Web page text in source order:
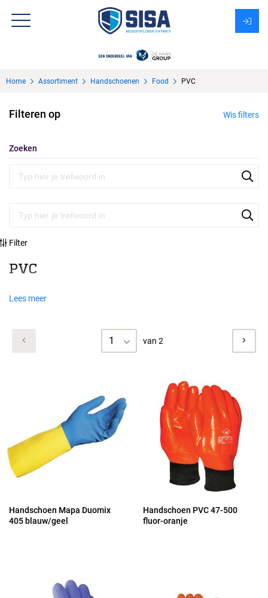
Over Sisa
KMS
Uitzendbureau?
Home Assortiment Handschoenen Food PVC
Filteren op Wis filters
Zoeken
Filter
PVC
Lees meer
1 van 2
Handschoen Mapa Duomix
405 blauw/geel
Handschoen PVC 47-500
fluor-oranje